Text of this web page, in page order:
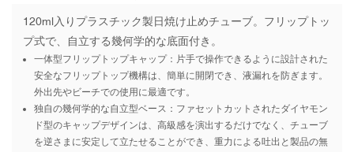
120ml入りプラスチック製日焼け止めチューブ。フリップトッ
プ式で、自立する幾何学的な底面付き。
一体型フリップトップキャップ：片手で操作できるように設計された
安全なフリップトップ機構は、簡単に開閉でき、液漏れを防ぎます。
外出先やビーチでの使用に最適です。
独自の幾何学的な自立型ベース：ファセットカットされたダイヤモン
ド型のキャップデザインは、高級感を演出するだけでなく、チューブ
を逆さまに安定して立たせることができ、重力による吐出と製品の無